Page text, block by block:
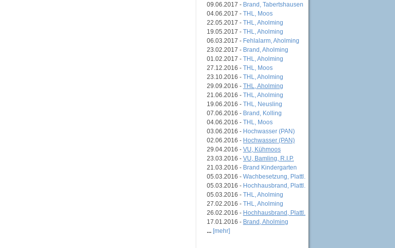
09.06.2017 - Brand, Tabertshausen
04.06.2017 - THL, Moos
22.05.2017 - THL, Aholming
19.05.2017 - THL, Aholming
06.03.2017 - Fehlalarm, Aholming
23.02.2017 - Brand, Aholming
01.02.2017 - THL, Aholming
27.12.2016 - THL, Moos
23.10.2016 - THL, Aholming
29.09.2016 - THL, Aholming
21.06.2016 - THL, Aholming
19.06.2016 - THL, Neusling
07.06.2016 - Brand, Kolling
04.06.2016 - THL, Moos
03.06.2016 - Hochwasser (PAN)
02.06.2016 - Hochwasser (PAN)
29.04.2016 - VU, Kühmoos
23.03.2016 - VU, Bamling, R.I.P.
21.03.2016 - Brand Kindergarten
05.03.2016 - Wachbesetzung, Plattl.
05.03.2016 - Hochhausbrand, Plattl.
05.03.2016 - THL, Aholming
27.02.2016 - THL, Aholming
26.02.2016 - Hochhausbrand, Plattl.
17.01.2016 - Brand, Aholming
... [mehr]